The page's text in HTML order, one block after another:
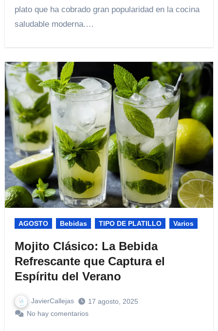
plato que ha cobrado gran popularidad en la cocina
saludable moderna.…
AGOSTO Bebidas TIPO DE PLATILLO Varios
Mojito Clásico: La Bebida
Refrescante que Captura el
Espíritu del Verano
JavierCallejas
17 agosto, 2025
No hay comentarios